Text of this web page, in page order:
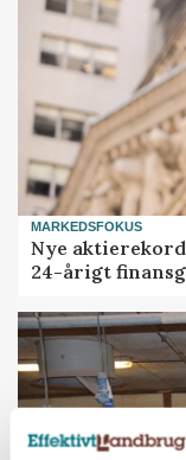
MARKEDSFOKUS
Nye
24-årigt